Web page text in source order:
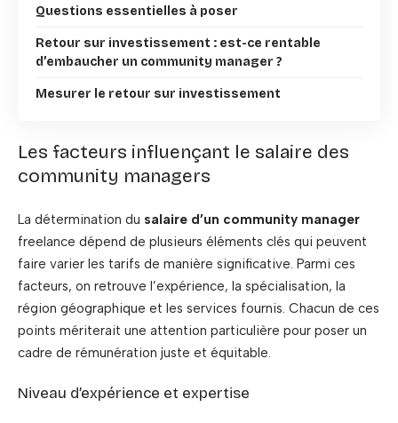
Questions essentielles à poser
Retour sur investissement : est-ce rentable
d’embaucher un community manager ?
Mesurer le retour sur investissement
Les facteurs influençant le salaire des
community managers
La détermination du salaire d’un community manager
freelance dépend de plusieurs éléments clés qui peuvent
faire varier les tarifs de manière significative. Parmi ces
facteurs, on retrouve l’expérience, la spécialisation, la
région géographique et les services fournis. Chacun de ces
points mériterait une attention particulière pour poser un
cadre de rémunération juste et équitable.
Niveau d’expérience et expertise